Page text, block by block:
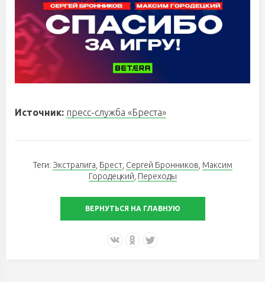
Источник: пресс-служба «Бреста»
Теги: Экстралига Брест, Сергей Бронников Максим
Городецкий Переходы
ВЕРНУТЬСЯ НА ГЛАВНУЮ